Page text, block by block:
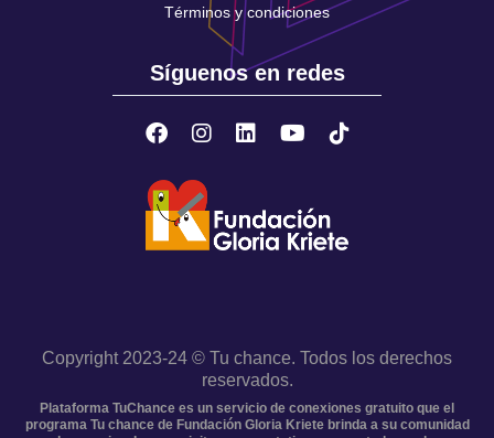
Términos y condiciones
Síguenos en redes
Copyright 2023-24 © Tu chance. Todos los derechos
reservados.
Plataforma TuChance es un servicio de conexiones gratuito que el
programa Tu chance de Fundación Gloria Kriete brinda a su comunidad